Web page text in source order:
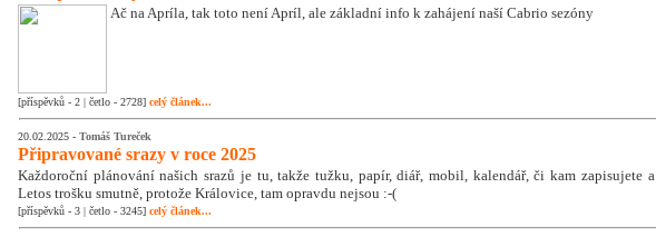
Ač na Apríla, tak toto není Apríl, ale základní info k zahájení naší Cabrio sezóny
[příspěvků - 2 | četlo - 2728] celý článek...
20.02.2025 - Tomáš Tureček
Připravované srazy v roce 2025
Každoroční plánování našich srazů je tu, takže tužku, papír, diář, mobil, kalendář, či kam zapisujete
Letos trošku smutně, protože Královice, tam opravdu nejsou :-(
[příspěvků - 3 | četlo - 3245] celý článek...